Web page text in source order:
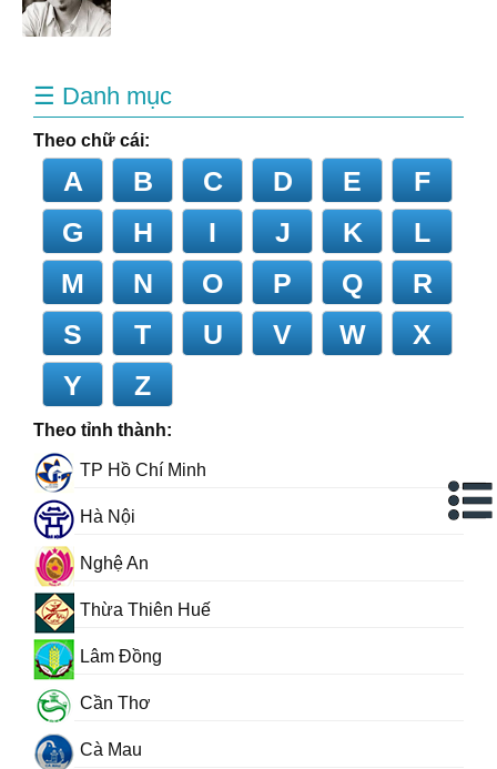
☰ Danh mục
Theo chữ cái:
A B C D E
F
G
H I J K
L
M
N O P Q
R
S
T U V W
X
Y
Z
Theo tỉnh thành:
TP Hồ Chí Minh
Hà Nội
Nghệ An
Thừa Thiên Huế
Lâm Đồng
Cần Thơ
Cà Mau